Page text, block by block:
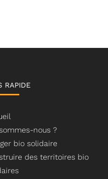
RAPIDE
nous ?
bio solidaire
des territoires bio